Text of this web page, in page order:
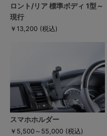
ロント/リア 標準ボディ 1型～
現行
￥13,200 (税込)
スマホホルダー
￥5,500～55,000 (税込)